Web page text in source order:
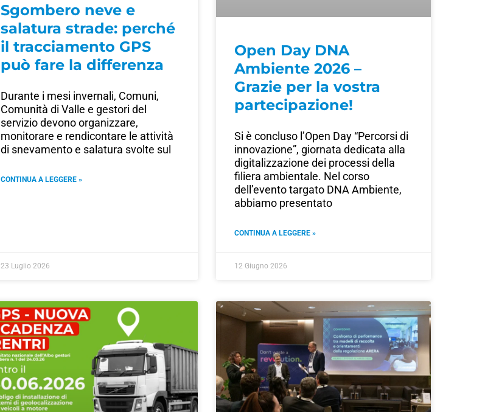
Sgombero neve e
salatura strade: perché
il tracciamento GPS
può fare la differenza
Durante i mesi invernali, Comuni,
Comunità di Valle e gestori del
servizio devono organizzare,
monitorare e rendicontare le attività
di snevamento e salatura svolte sul
CONTINUA A LEGGERE »
23 Luglio 2026
Open Day DNA
Ambiente 2026 –
Grazie per la vostra
partecipazione!
Si è concluso l’Open Day “Percorsi di
innovazione”, giornata dedicata alla
digitalizzazione dei processi della
filiera ambientale. Nel corso
dell’evento targato DNA Ambiente,
abbiamo presentato
CONTINUA A LEGGERE »
12 Giugno 2026